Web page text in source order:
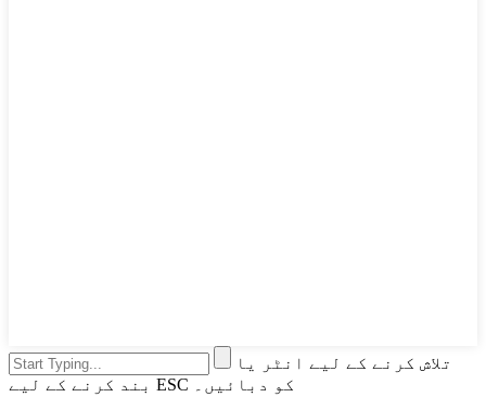
تلاش کرنے کے لیے انٹر یا
بند کرنے کے لیے ESC کو دبائیں۔